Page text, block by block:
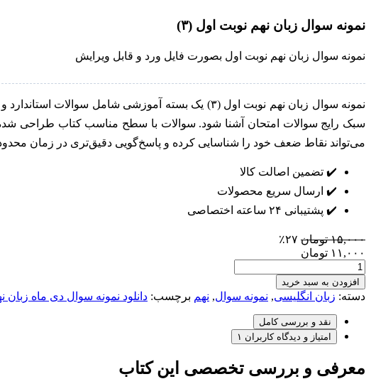
نمونه سوال زبان نهم نوبت اول (۳)
نمونه سوال زبان نهم نوبت اول بصورت فایل ورد و قابل ویرایش
نمونه سوال زبان نهم نوبت اول (۳) یک بسته آموزشی
سبک رایج سوالات امتحان آشنا شود. سوالات با سطح مناسب کتاب طراحی
می‌تواند نقاط ضعف خود را شناسایی کرده و پاسخ‌گویی دقیق‌تری در زمان
✔️ تضمین اصالت کالا
✔️ ارسال سریع محصولات
✔️ پشتیبانی ۲۴ ساعته اختصاصی
۱۵,۰۰۰ تومان ۲۷٪
۱۱,۰۰۰ تومان
نمونه
سوال
زبان
نوبت
افزودن به سبد خرید
دسته: زبان انگلیسی, نمونه سوال, نهم برچسب: دانلود نمونه سوال دی ماه زبان
نقد و بررسی کامل
امتیاز و دیدگاه کاربران ۱
معرفی و بررسی تخصصی این کتاب